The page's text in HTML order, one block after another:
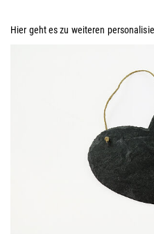
Hier geht es zu weiteren